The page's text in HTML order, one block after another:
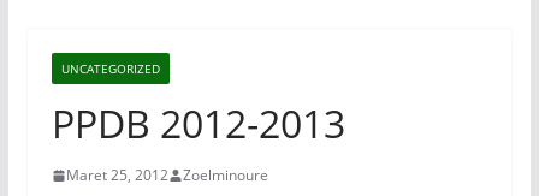
UNCATEGORIZED
PPDB 2012-2013
Maret 25, 2012 Zoelminoure